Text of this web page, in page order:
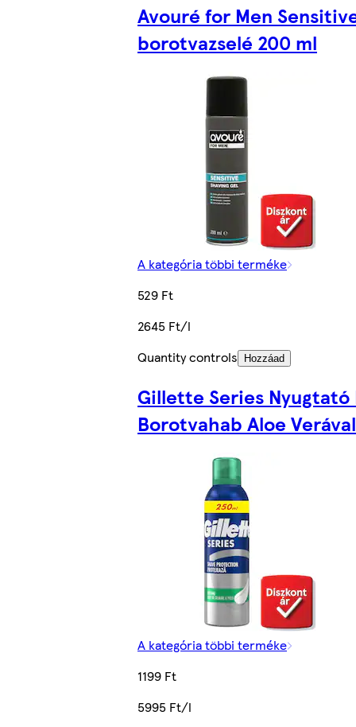
Avouré for Men
borotvazselé 200 ml
A kategória többi terméke
529 Ft
2645 Ft/l
Quantity controls
Hozzáad
Gillette Series Nyugtató
Borotvahab Aloe
A kategória többi terméke
1199 Ft
5995 Ft/l